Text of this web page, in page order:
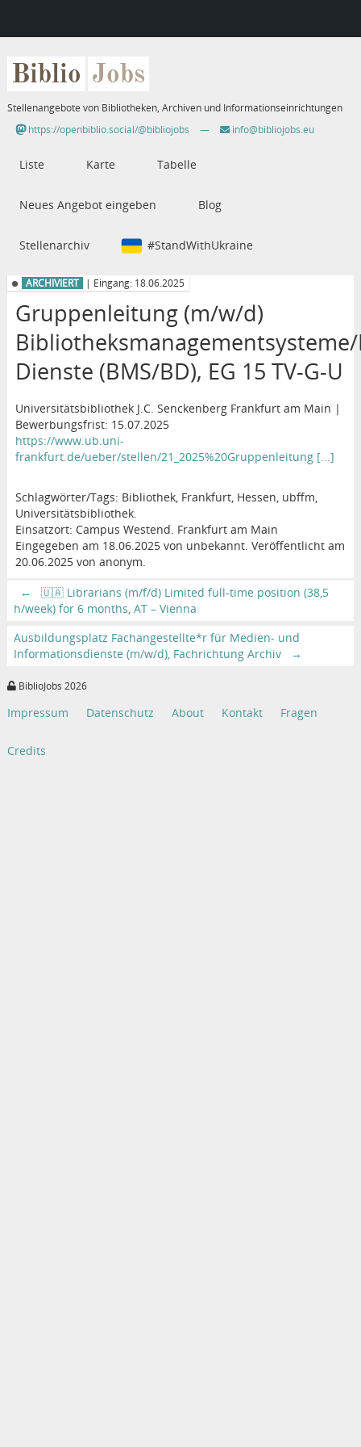
Biblio Jobs
Stellenangebote von Bibliotheken, Archiven und Informationseinrichtungen
https://openbiblio.social/@bibliojobs
— info@bibliojobs.eu
Liste Karte Tabelle
Neues Angebot eingeben Blog
Stellenarchiv #StandWithUkraine
ARCHIVIERT | Eingang: 18.06.2025
Gruppenleitung (m/w/d)
Dienste (BMS/BD), EG 15 TV-G-U
Universitätsbibliothek J.C. Senckenberg Frankfurt am Main |
Bewerbungsfrist: 15.07.2025
https://www.ub.uni-
frankfurt.de/ueber/stellen/21_2025%20Gruppenleitung [...]
Schlagwörter/Tags: Bibliothek, Frankfurt, Hessen, ubffm,
Universitätsbibliothek.
Einsatzort: Campus Westend. Frankfurt am Main
Eingegeben am 18.06.2025 von unbekannt. Veröffentlicht am
20.06.2025 von anonym.
←
🇺🇦 Librarians (m/f/d) Limited full-time position (38,5
h/week) for 6 months, AT – Vienna
Ausbildungsplatz Fachangestellte*r für Medien- und
Informationsdienste (m/w/d), Fachrichtung Archiv
→
BiblioJobs 2026
Impressum Datenschutz About Kontakt Fragen
Credits